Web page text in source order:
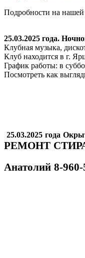
Подробности на
25.03.2025 года.
Клубная музыка,
Клуб находится в г.
График работы: в
Посмотреть как
25.03.2025 года
РЕМОНТ
Анатолий 8-